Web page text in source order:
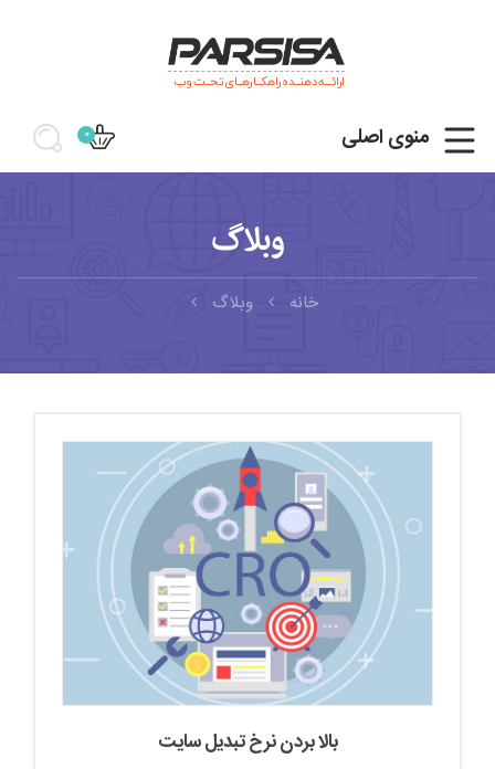
ارائـــه دهنــده راهکــارهــای تحــت وب
منوی اصلی 0
وبلاگ
خانه وبلاگ
بالا بردن نرخ تبدیل سایت